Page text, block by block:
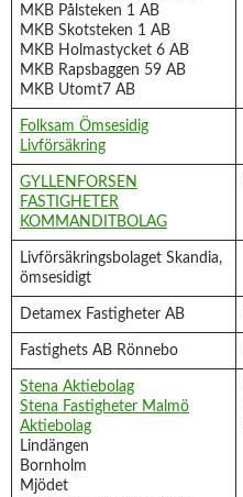
MKB Pålsteken 1 AB
MKB Skotsteken 1 AB
MKB Holmastycket 6 AB
MKB Rapsbaggen 59 AB
MKB Utomt7 AB
Folksam Ömsesidig
Livförsäkring
GYLLENFORSEN
FASTIGHETER
KOMMANDITBOLAG
Livförsäkringsbolaget Skandia,
ömsesidigt
Detamex Fastigheter AB
Fastighets AB Rönnebo
Stena Aktiebolag
Stena Fastigheter Malmö
Aktiebolag
Lindängen
Bornholm
Mjödet